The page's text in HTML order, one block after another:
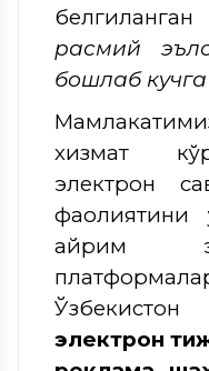
белгиланган
расмий
бошлаб
хизмат
электрон
фаолиятини
айрим
Ўзбекистон
электрон